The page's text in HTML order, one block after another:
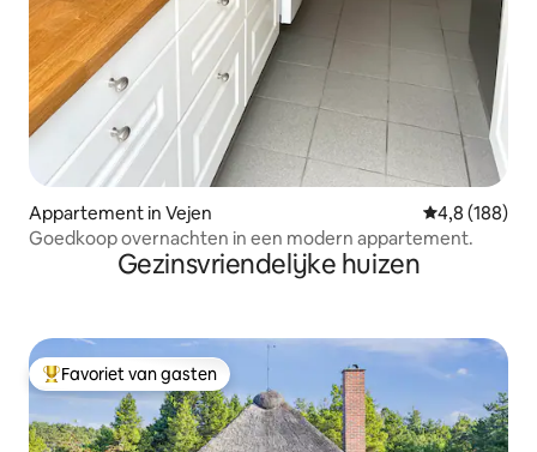
Appartement in Vejen Gemiddelde
4,8 (188)
Goedkoop overnachten in een modern appartement.
Gezinsvriendelijke huizen
Topfavoriet van gasten
Favoriet van gasten